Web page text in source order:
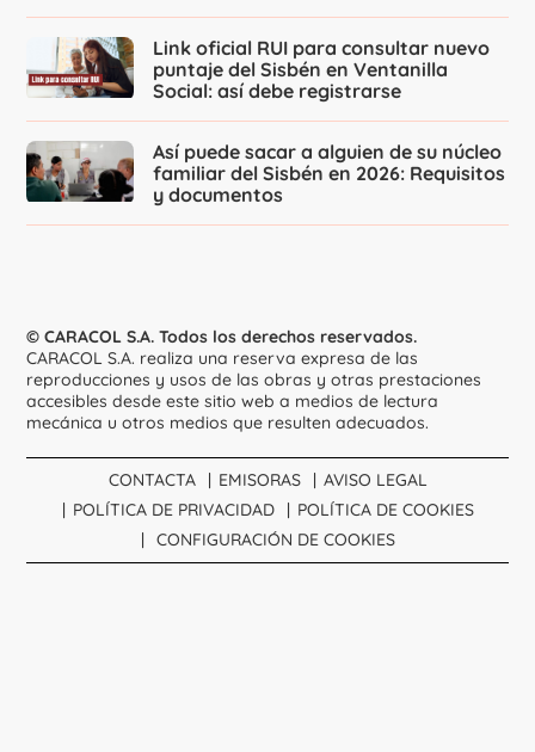
Link oficial RUI para consultar nuevo
puntaje del Sisbén en Ventanilla
Social: así debe registrarse
Así puede sacar a alguien de su núcleo
familiar del Sisbén en 2026: Requisitos
y documentos
© CARACOL S.A. Todos los derechos reservados.
CARACOL S.A. realiza una reserva expresa de las
reproducciones y usos de las obras y otras prestaciones
accesibles desde este sitio web a medios de lectura
mecánica u otros medios que resulten adecuados.
CONTACTA EMISORAS
AVISO LEGAL
POLÍTICA DE PRIVACIDAD
POLÍTICA DE COOKIES
CONFIGURACIÓN DE COOKIES